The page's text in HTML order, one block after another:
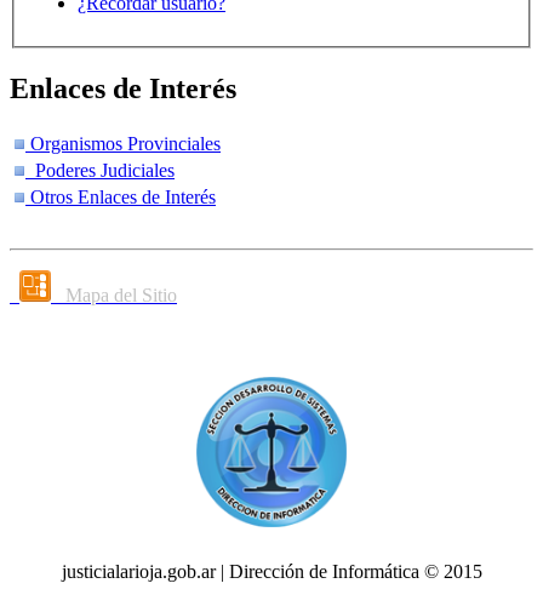
Enlaces de Interés
Organismos Provinciales
Poderes Judiciales
Otros Enlaces de Interés
Mapa del Sitio
justicialarioja.gob.ar | Dirección de Informática © 2015